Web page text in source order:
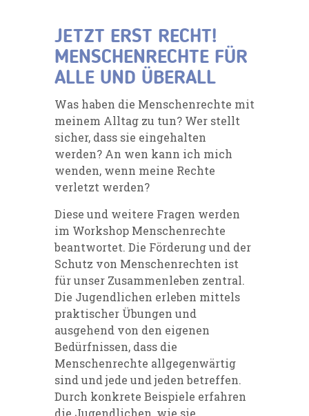
JETZT ERST RECHT!
MENSCHENRECHTE FÜR
ALLE UND ÜBERALL
Was haben die Menschenrechte mit
meinem Alltag zu tun? Wer stellt
sicher, dass sie eingehalten
werden? An wen kann ich mich
wenden, wenn meine Rechte
verletzt werden?
Diese und weitere Fragen werden
im Workshop Menschenrechte
beantwortet. Die Förderung und der
Schutz von Menschenrechten ist
für unser Zusammenleben zentral.
Die Jugendlichen erleben mittels
praktischer Übungen und
ausgehend von den eigenen
Bedürfnissen, dass die
Menschenrechte allgegenwärtig
sind und jede und jeden betreffen.
Durch konkrete Beispiele erfahren
die Jugendlichen, wie sie